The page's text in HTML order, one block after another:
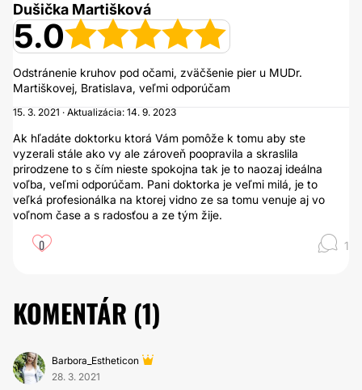
Dušička Martišková
5.0
Odstránenie kruhov pod očami, zväčšenie pier u MUDr.
Martiškovej, Bratislava, veľmi odporúčam
15. 3. 2021 · Aktualizácia: 14. 9. 2023
Ak hľadáte doktorku ktorá Vám pomôže k tomu aby ste
vyzerali stále ako vy ale zároveň poopravila a skraslila
prirodzene to s čím nieste spokojna tak je to naozaj ideálna
voľba, veľmi odporúčam. Pani doktorka je veľmi milá, je to
veľká profesionálka na ktorej vidno ze sa tomu venuje aj vo
voľnom čase a s radosťou a ze tým žije.
0 1
KOMENTÁR (1)
Barbora_Estheticon
28. 3. 2021